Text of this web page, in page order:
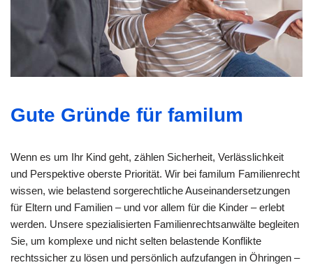
Gute Gründe für familum
Wenn es um Ihr Kind geht, zählen Sicherheit, Verlässlichkeit
und Perspektive oberste Priorität. Wir bei familum Familienrecht
wissen, wie belastend sorgerechtliche Auseinandersetzungen
für Eltern und Familien – und vor allem für die Kinder – erlebt
werden. Unsere spezialisierten Familienrechtsanwälte begleiten
Sie, um komplexe und nicht selten belastende Konflikte
rechtssicher zu lösen und persönlich aufzufangen in Öhringen –